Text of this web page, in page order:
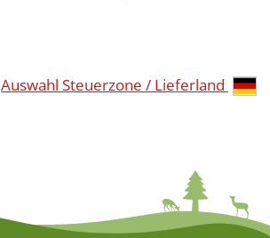
Auswahl Steuerzone / Lieferland